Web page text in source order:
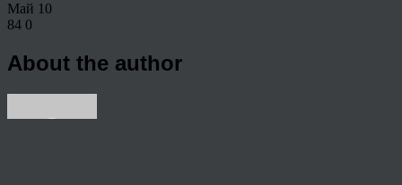
Май 10
84 0
About the author